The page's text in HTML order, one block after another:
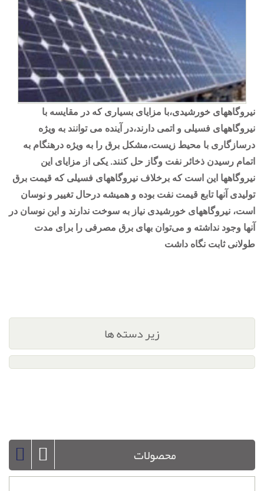
نیروگاههای خورشیدی،با مزایای بسیاری که در مقایسه با
نیروگاههای فسیلی و اتمی دارند،در آینده می توانند به ویژه
درسازگاری با محیط زیست،مشکل برق را به ویژه درهنگام به
اتمام رسیدن ذخائر نفت وگاز حل کنند. یکی از مزایای این
نیروگاهها این است که برخلاف نیروگاههای فسیلی که قیمت برق
تولیدی آنها تابع قیمت نفت بوده و همیشه درحال تغییر و نوسان
است، نیروگاههای خورشیدی نیاز به سوخت ندارند و این نوسان در
آنها وجود نداشته و می‌توان بهای برق مصرفی را برای مدت
طولانی ثابت نگاه داشت
زیر دسته ها
محصولات